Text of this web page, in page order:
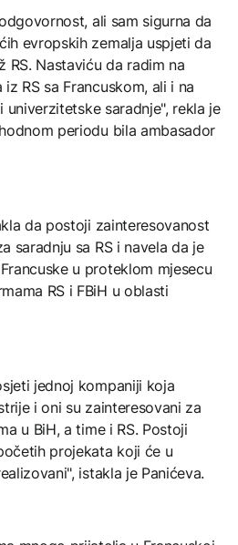
ali sam sigurna da
evropskih zemalja uspjeti da
Nastaviću da radim na
RS sa Francuskom, ali i na
univerzitetske saradnje", rekla je
periodu bila ambasador
da postoji zainteresovanost
saradnju sa RS i navela da je
u proteklom mjesecu
RS i FBiH u oblasti
jednoj kompaniji koja
i oni su zainteresovani za
u BiH, a time i RS. Postoji
projekata koji će u
istakla je Panićeva.